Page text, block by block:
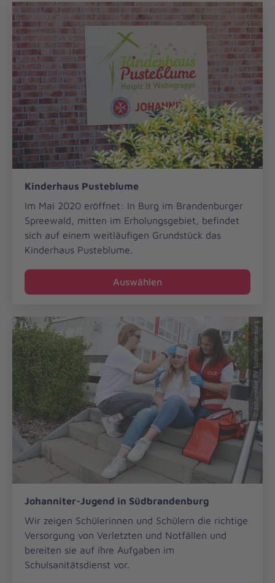
Kinderhaus Pusteblume
Im Mai 2020 eröffnet: In Burg im Brandenburger
Spreewald, mitten im Erholungsgebiet, befindet
sich auf einem weitläufigen Grundstück das
Kinderhaus Pusteblume.
Auswählen
Pusteblume
© Johanniter RV Südbrandenburg
Johanniter-Jugend in Südbrandenburg
Wir zeigen Schülerinnen und Schülern die richtige
Versorgung von Verletzten und Notfällen und
bereiten sie auf ihre Aufgaben im
Schulsanitätsdienst vor.
Jugend
in
Südbrandenburg